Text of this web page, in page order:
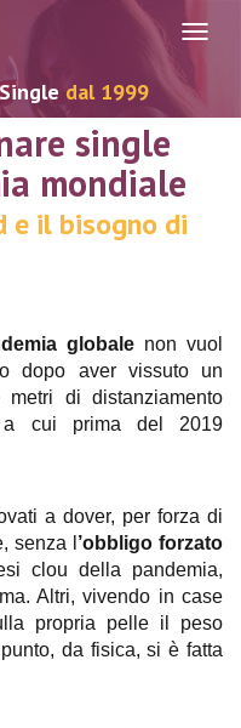
dal 1999
single
mondiale
e il bisogno di
globale non vuol
dopo aver vissuto un
metri di distanziamento
a cui prima del 2019
a dover, per forza di
senza l ’obbligo forzato
clou della pandemia,
Altri, vivendo in case
propria pelle il peso
da fisica, si è fatta